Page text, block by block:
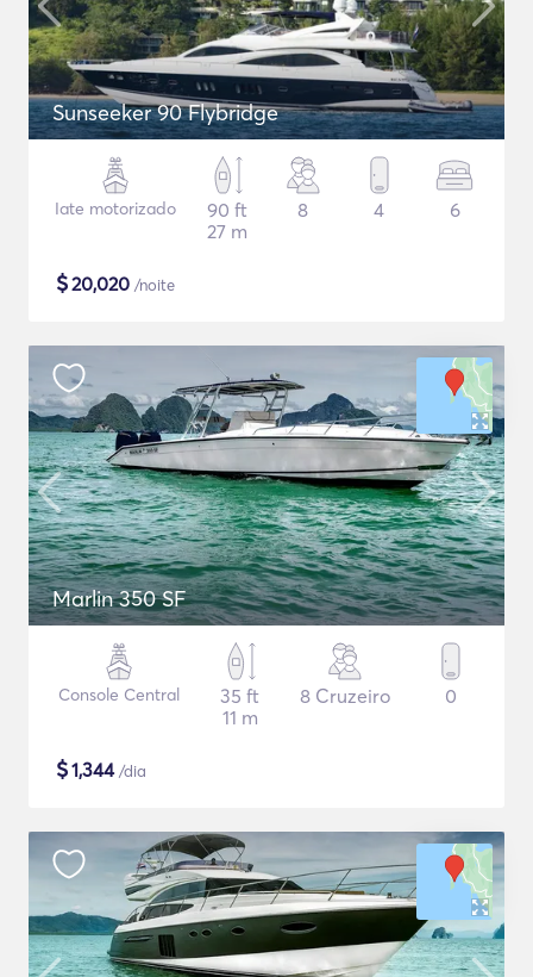
Sunseeker 90 Flybridge
Iate motorizado
90 ft
27 m
8 4 6
$20,020 /noite
Marlin 350 SF
Console Central
35 ft
11 m
8 Cruzeiro 0
$1,344/dia